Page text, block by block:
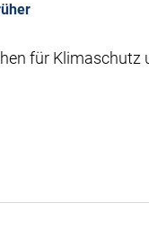
für Klimaschutz